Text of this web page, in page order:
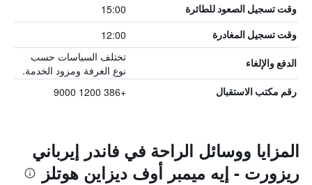
وقت تسجيل الصعود للطائرة 15:00
وقت تسجيل المغادرة 12:00
الدفع والإلغاء
تختلف السياسات حسب
نوع الغرفة ومزود الخدمة.
رقم مكتب الاستقبال +386 1200 9000
المزايا ووسائل الراحة في فاندر إيرباني
ريزورت - إيه ميمبر أوف ديزاين هوتلز